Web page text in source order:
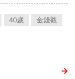
40歲
金錢觀